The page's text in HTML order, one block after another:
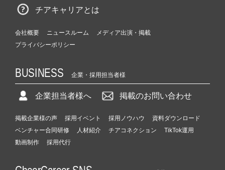
e
チアキャリアとは
会社概要 ニュースルーム
メディア出演・掲載
プライバシーポリシー
BUSINESS 企業・採用担当者様
企業担当者様へ 掲載のお問い合わせ
掲載企業様の声 採用イベント 採用ノウハウ
資料ダウンロード
ベンチャー合同研修
人材紹介 チアコネクション
TikTok運用
動画制作
採用代行